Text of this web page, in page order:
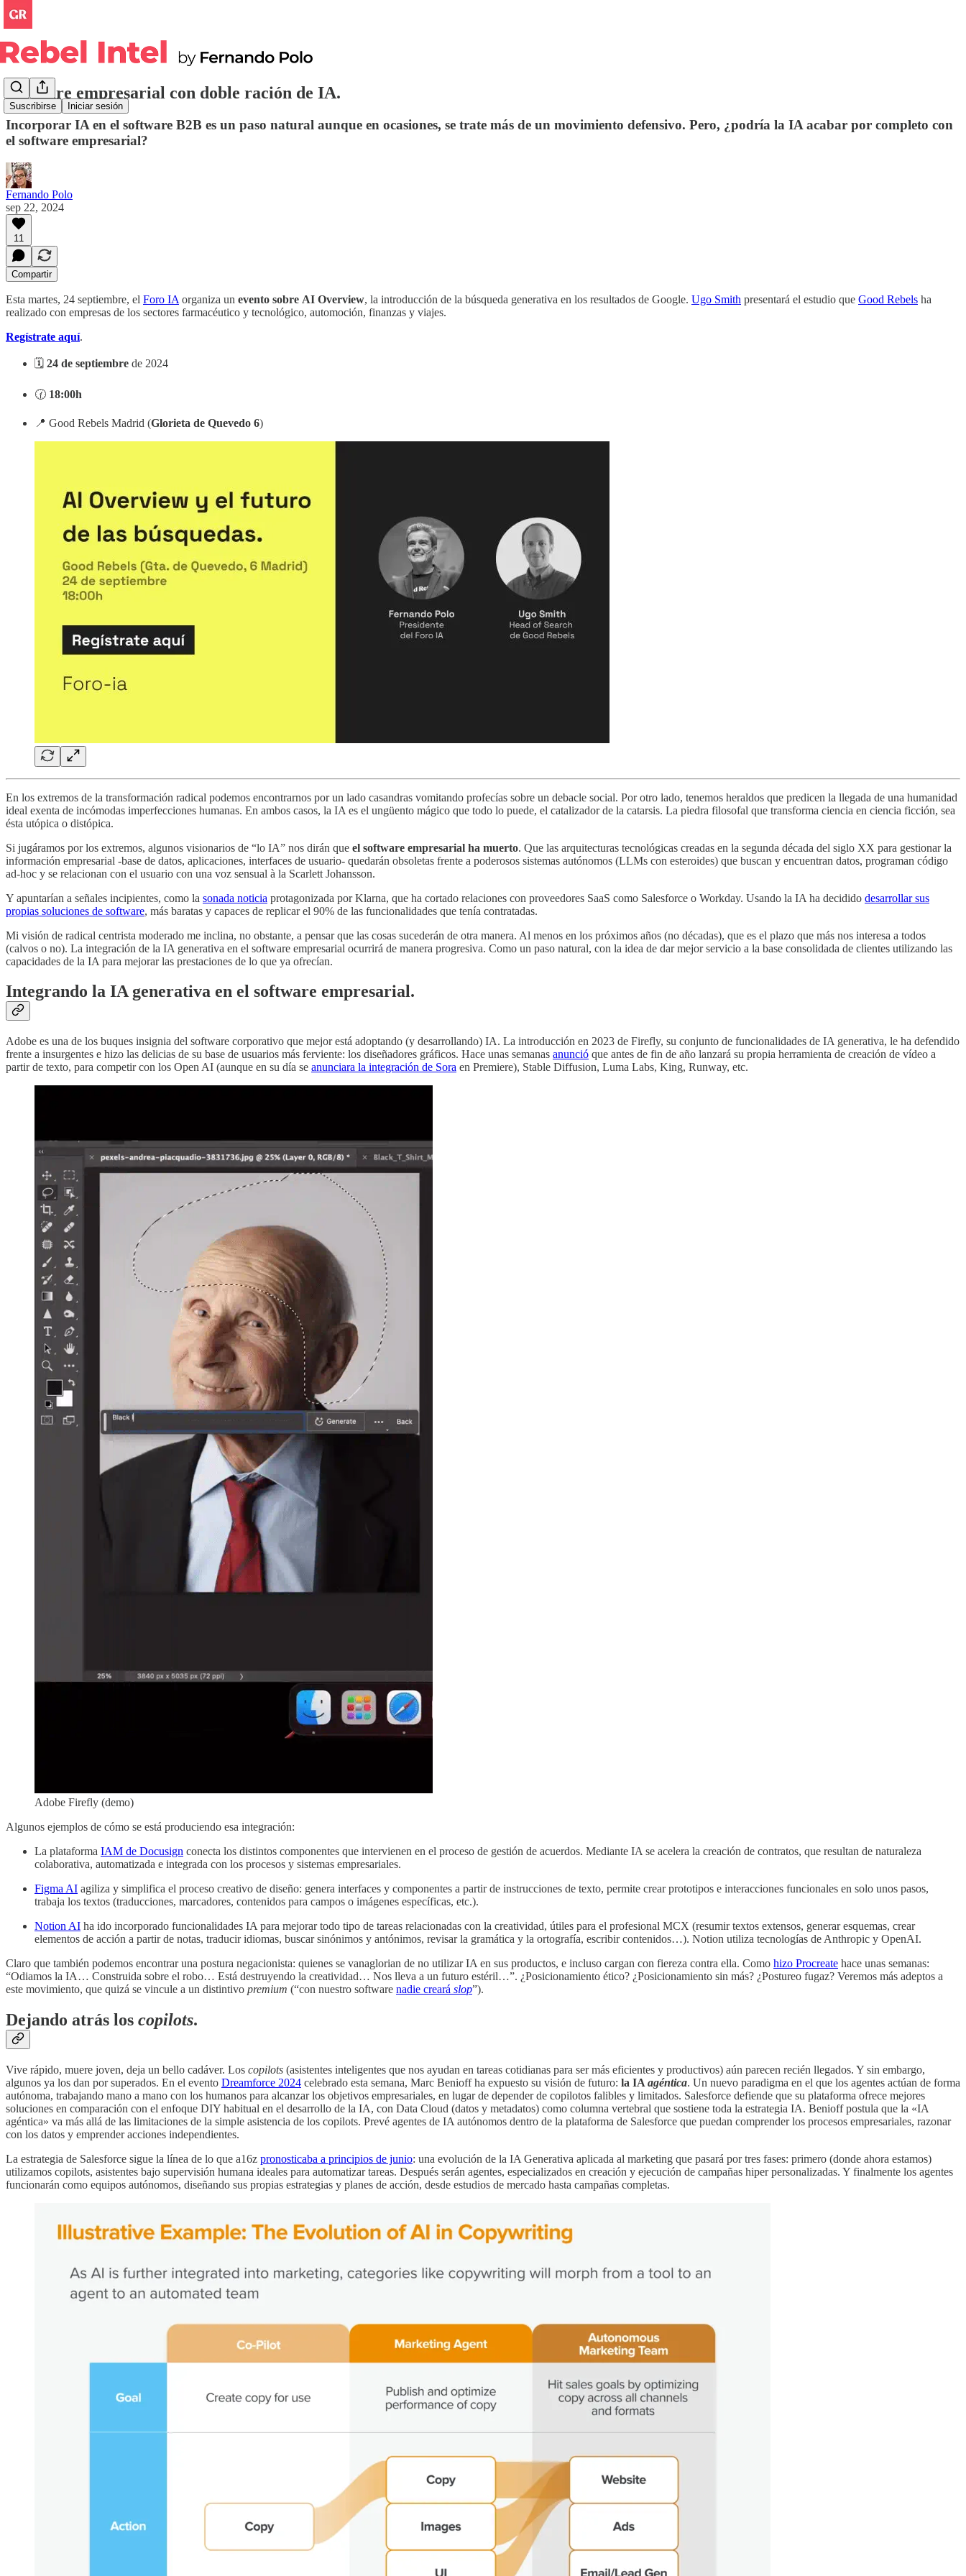
Suscribirse Iniciar sesión
Software empresarial con doble ración de IA.
Incorporar IA en el software B2B es un paso natural aunque en ocasiones, se trate más de un movimiento defensivo. Pero, ¿podría la IA acabar por completo con
el software empresarial?
Fernando Polo
sep 22, 2024
11
Compartir
Esta martes, 24 septiembre, el Foro IA organiza un evento sobre AI Overview, la introducción de la búsqueda generativa en los resultados de Google. Ugo Smith presentará el estudio que Good Rebels ha
realizado con empresas de los sectores farmacéutico y tecnológico, automoción, finanzas y viajes.
Regístrate aquí.
🗓️ 24 de septiembre de 2024
🕜 18:00h
📍 Good Rebels Madrid (Glorieta de Quevedo 6)
En los extremos de la transformación radical podemos encontrarnos por un lado casandras vomitando profecías sobre un debacle social. Por otro lado, tenemos heraldos que predicen la llegada de una humanidad
ideal exenta de incómodas imperfecciones humanas. En ambos casos, la IA es el ungüento mágico que todo lo puede, el catalizador de la catarsis. La piedra filosofal que transforma ciencia en ciencia ficción, sea
ésta utópica o distópica.
Si jugáramos por los extremos, algunos visionarios de “lo IA” nos dirán que el software empresarial ha muerto. Que las arquitecturas tecnológicas creadas en la segunda década del siglo XX para gestionar la
información empresarial -base de datos, aplicaciones, interfaces de usuario- quedarán obsoletas frente a poderosos sistemas autónomos (LLMs con esteroides) que buscan y encuentran datos, programan código
ad-hoc y se relacionan con el usuario con una voz sensual à la Scarlett Johansson.
Y apuntarían a señales incipientes, como la sonada noticia protagonizada por Klarna, que ha cortado relaciones con proveedores SaaS como Salesforce o Workday. Usando la IA ha decidido desarrollar sus
propias soluciones de software, más baratas y capaces de replicar el 90% de las funcionalidades que tenía contratadas.
Mi visión de radical centrista moderado me inclina, no obstante, a pensar que las cosas sucederán de otra manera. Al menos en los próximos años (no décadas), que es el plazo que más nos interesa a todos
(calvos o no). La integración de la IA generativa en el software empresarial ocurrirá de manera progresiva. Como un paso natural, con la idea de dar mejor servicio a la base consolidada de clientes utilizando las
capacidades de la IA para mejorar las prestaciones de lo que ya ofrecían.
Integrando la IA generativa en el software empresarial.
Adobe es una de los buques insignia del software corporativo que mejor está adoptando (y desarrollando) IA. La introducción en 2023 de Firefly, su conjunto de funcionalidades de IA generativa, le ha defendido
frente a insurgentes e hizo las delicias de su base de usuarios más ferviente: los diseñadores gráficos. Hace unas semanas anunció que antes de fin de año lanzará su propia herramienta de creación de vídeo a
partir de texto, para competir con los Open AI (aunque en su día se anunciara la integración de Sora en Premiere), Stable Diffusion, Luma Labs, King, Runway, etc.
Adobe Firefly (demo)
Algunos ejemplos de cómo se está produciendo esa integración:
La plataforma IAM de Docusign conecta los distintos componentes que intervienen en el proceso de gestión de acuerdos. Mediante IA se acelera la creación de contratos, que resultan de naturaleza
colaborativa, automatizada e integrada con los procesos y sistemas empresariales.
Figma AI agiliza y simplifica el proceso creativo de diseño: genera interfaces y componentes a partir de instrucciones de texto, permite crear prototipos e interacciones funcionales en solo unos pasos,
trabaja los textos (traducciones, marcadores, contenidos para campos o imágenes específicas, etc.).
Notion AI ha ido incorporado funcionalidades IA para mejorar todo tipo de tareas relacionadas con la creatividad, útiles para el profesional MCX (resumir textos extensos, generar esquemas, crear
elementos de acción a partir de notas, traducir idiomas, buscar sinónimos y antónimos, revisar la gramática y la ortografía, escribir contenidos…). Notion utiliza tecnologías de Anthropic y OpenAI.
Claro que también podemos encontrar una postura negacionista: quienes se vanaglorian de no utilizar IA en sus productos, e incluso cargan con fiereza contra ella. Como hizo Procreate hace unas semanas:
“Odiamos la IA… Construida sobre el robo… Está destruyendo la creatividad… Nos lleva a un futuro estéril…”. ¿Posicionamiento ético? ¿Posicionamiento sin más? ¿Postureo fugaz? Veremos más adeptos a
este movimiento, que quizá se vincule a un distintivo premium (“con nuestro software nadie creará slop”).
Dejando atrás los copilots.
Vive rápido, muere joven, deja un bello cadáver. Los copilots (asistentes inteligentes que nos ayudan en tareas cotidianas para ser más eficientes y productivos) aún parecen recién llegados. Y sin embargo,
algunos ya los dan por superados. En el evento Dreamforce 2024 celebrado esta semana, Marc Benioff ha expuesto su visión de futuro: la IA agéntica. Un nuevo paradigma en el que los agentes actúan de forma
autónoma, trabajando mano a mano con los humanos para alcanzar los objetivos empresariales, en lugar de depender de copilotos falibles y limitados. Salesforce defiende que su plataforma ofrece mejores
soluciones en comparación con el enfoque DIY habitual en el desarrollo de la IA, con Data Cloud (datos y metadatos) como columna vertebral que sostiene toda la estrategia IA. Benioff postula que la «IA
agéntica» va más allá de las limitaciones de la simple asistencia de los copilots. Prevé agentes de IA autónomos dentro de la plataforma de Salesforce que puedan comprender los procesos empresariales, razonar
con los datos y emprender acciones independientes.
La estrategia de Salesforce sigue la línea de lo que a16z pronosticaba a principios de junio: una evolución de la IA Generativa aplicada al marketing que pasará por tres fases: primero (donde ahora estamos)
utilizamos copilots, asistentes bajo supervisión humana ideales para automatizar tareas. Después serán agentes, especializados en creación y ejecución de campañas hiper personalizadas. Y finalmente los agentes
funcionarán como equipos autónomos, diseñando sus propias estrategias y planes de acción, desde estudios de mercado hasta campañas completas.